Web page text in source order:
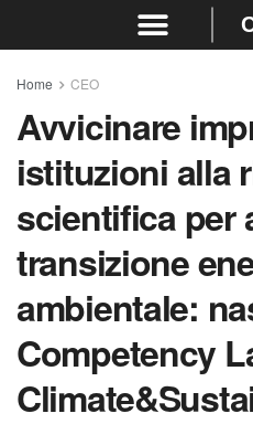
Home CEO
Avvicinare
istituzioni alla
scientifica per
transizione
ambientale:
Competency